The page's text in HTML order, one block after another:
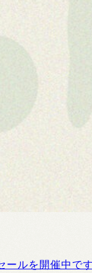
ールを開催中で